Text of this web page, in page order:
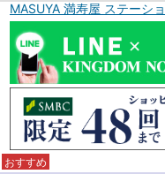
MASUYA 満寿屋 ステーシ
おすすめ